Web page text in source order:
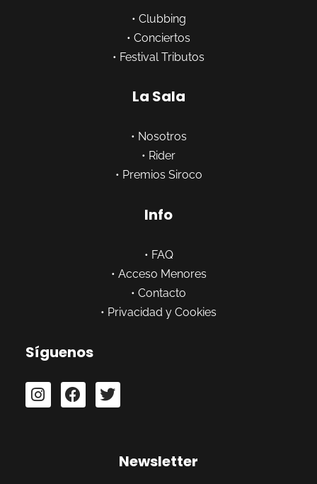
• Clubbing
• Conciertos
• Festival Tributos
La Sala
• Nosotros
• Rider
• Premios Siroco
Info
• FAQ
• Acceso Menores
• Contacto
• Privacidad y Cookies
Síguenos
Newsletter